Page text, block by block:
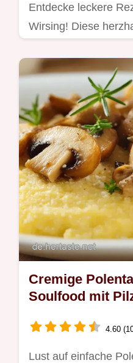
Entdecke leckere
Wirsing! Diese
perfekt…
Cremige
Soulfood mit
4.60
Lust auf einfache